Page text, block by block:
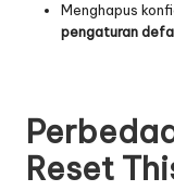
Menghapus
pengaturan
Reset